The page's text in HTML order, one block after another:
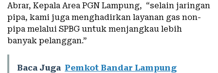
Abrar, Kepala Area PGN Lampung, “selain jaringan
pipa, kami juga menghadirkan layanan gas non-
pipa melalui SPBG untuk menjangkau lebih
banyak pelanggan.”
Baca Juga Pemkot Bandar Lampung